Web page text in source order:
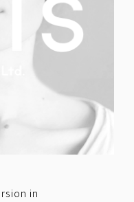
in